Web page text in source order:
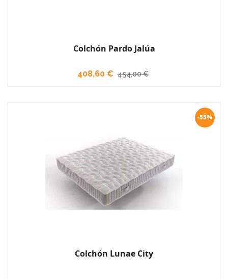
Colchón Pardo Jalúa
408,60 € 454,00 €
-55%
Colchón Lunae City